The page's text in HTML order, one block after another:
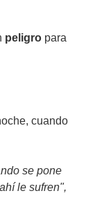
peligro para
cuando
se pone
le sufren",